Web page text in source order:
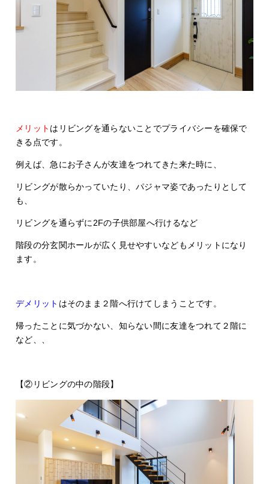
メリット はリビングを通らないことでプライバシーを確保で
きる点です。
例えば、急にお子さんが友達をつれてきた来た時に、
リビングが散らかっていたり、パジャマ姿であったりとして
も、
リビングを通らずに2Fの子供部屋へ行けるなど
階段の分玄関ホールが広く見せやすいなどもメリットになり
ます。
デメリット はそのまま２階へ行けてしまうことです。
帰ったことに気づかない、知らない間に友達をつれて２階に
など、、
【②リビングの中の階段】